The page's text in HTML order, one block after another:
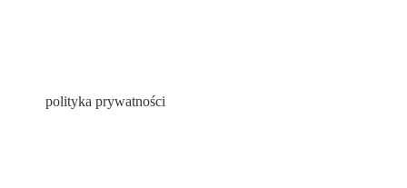
polityka prywatności